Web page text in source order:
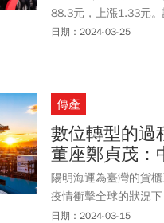
88.3元，上漲1.33元
事外，近年也全力發
後創立網路付費VOD
Hami Video與成立自
視習慣改變、愛爾達
華、聯邦銀行子公司
注。 很多人熟知，愛
資愛爾達，成為大股
的創業路程與豐沛的
日期：2024-03-25
傳產
數位轉型的過
董座鄭貞茂：
陽明海運為臺灣的貨
疫情衝擊全球的狀況
令人刮目相看的成績
日期：2024-03-15